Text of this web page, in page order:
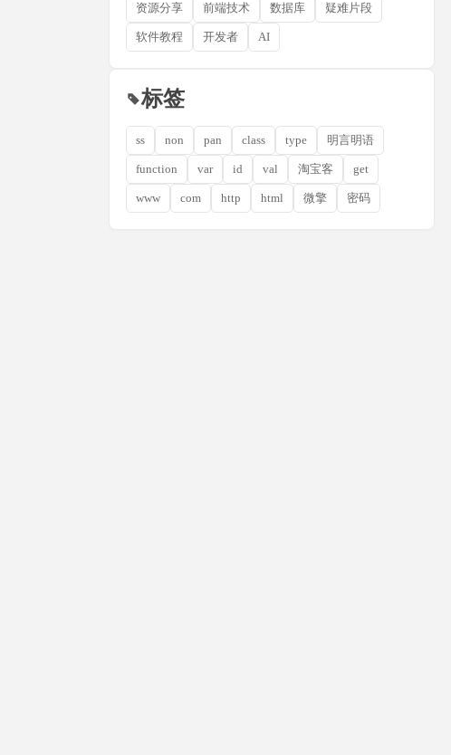
资源分享 前端技术 数据库 疑难片段
软件教程 开发者 AI
标签
ss non pan class type 明言明语
function var id val 淘宝客 get
www com http html 微擎 密码